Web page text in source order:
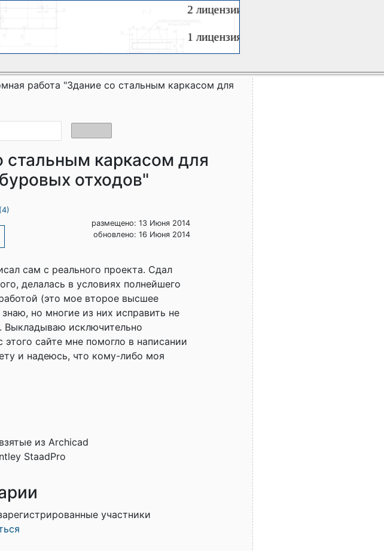
работа "Здание со стальным каркасом для
каркасом для
отходов"
размещено: 13 Июня 2014
обновлено: 16 Июня 2014
сам с реального проекта. Сдал
делалась в условиях полнейшего
(это мое второе высшее
но многие из них исправить не
Выкладываю исключительно
сайте мне помогло в написании
и надеюсь, что кому-либо моя
из Archicad
StaadPro
участники